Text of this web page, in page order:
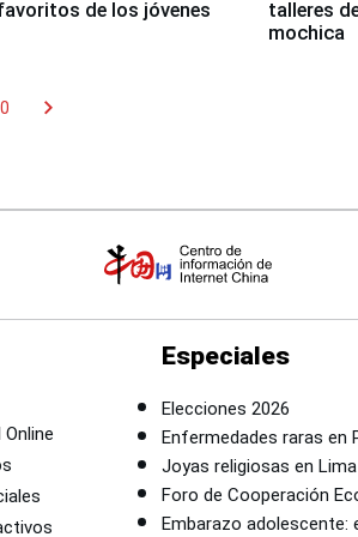
de los jóvenes
talleres
mochica
chevron_right
Online
Especiales
Elecciones 2026
Enfermedades raras en
Joyas religiosas en Lima
Foro de Cooperación
Embarazo adolescente: